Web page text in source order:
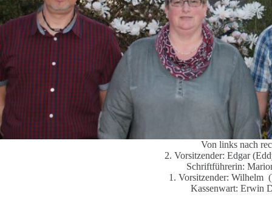
Von links nach
2. Vorsitzender: Edgar
Schriftführerin:
1. Vorsitzender: Wilhelm
Kassenwart: Erwin